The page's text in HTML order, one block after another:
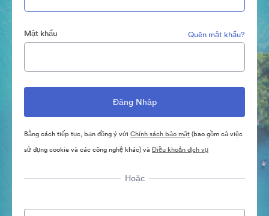
Mật khẩu Quên mật khẩu?
Bằng cách tiếp tục, bạn đồng ý với Chính sách bảo mật(bao gồm cả việc
sử dụng cookie và các công nghệ khác) và Điều khoản dịch vụ
Hoặc